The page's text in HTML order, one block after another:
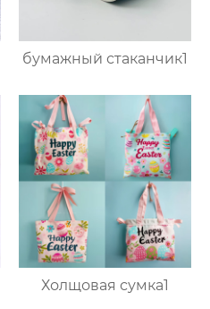
бумажный стаканчик1
Холщовая сумка1